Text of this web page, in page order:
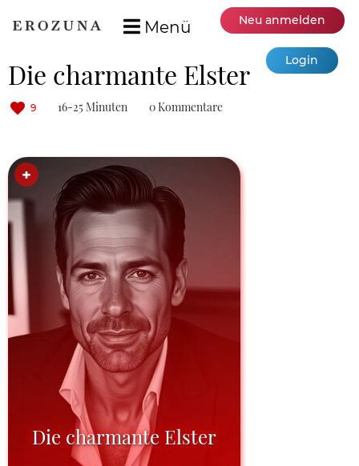
Menü Neu anmelden
Login
Die charmante Elster
9 16-25 Minuten 0 Kommentare
Die charmante Elster